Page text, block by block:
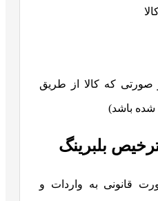
صورتی که کالا از طریق
شده باشد)
بلبرینگ
قانونی به واردات و